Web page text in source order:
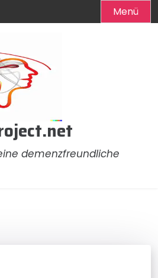
Menü
demenzfreundliche